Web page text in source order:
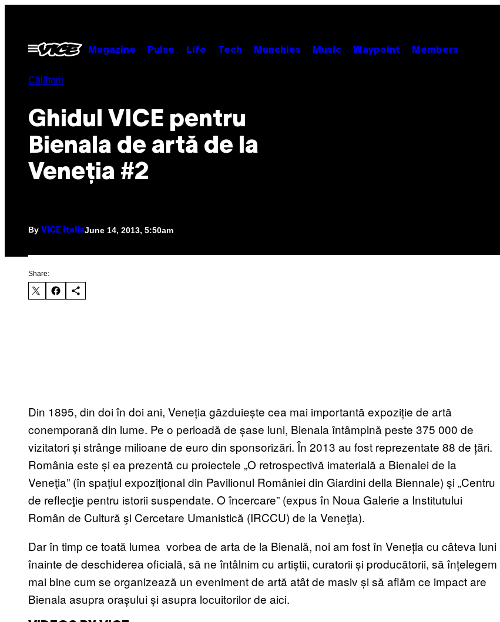
contentOpen
Menu
Magazine Pulse Life Tech Munchies Music Waypoint Members
Călătorii
Ghidul VICE pentru
Bienala de artă de la
Veneția #2
By VICE ItaliaJune 14, 2013, 5:50am
Share:
Din 1895, din doi în doi ani, Veneția găzduiește cea mai importantă expoziție de artă
conemporană din lume. Pe o perioadă de șase luni, Bienala întâmpină peste 375 000 de
vizitatori și strânge milioane de euro din sponsorizări. În 2013 au fost reprezentate 88 de țări.
România este și ea prezentă cu proiectele „O retrospectivă imaterială a Bienalei de la
Veneţia” (în spaţiul expoziţional din Pavilionul României din Giardini della Biennale) şi „Centru
de reflecţie pentru istorii suspendate. O încercare” (expus în Noua Galerie a Institutului
Român de Cultură şi Cercetare Umanistică (IRCCU) de la Veneţia).
Dar în timp ce toată lumea vorbea de arta de la Bienală, noi am fost în Veneția cu câteva luni
înainte de deschiderea oficială, să ne întâlnim cu artiștii, curatorii și producătorii, să înțelegem
mai bine cum se organizează un eveniment de artă atât de masiv și să aflăm ce impact are
Bienala asupra orașului și asupra locuitorilor de aici.